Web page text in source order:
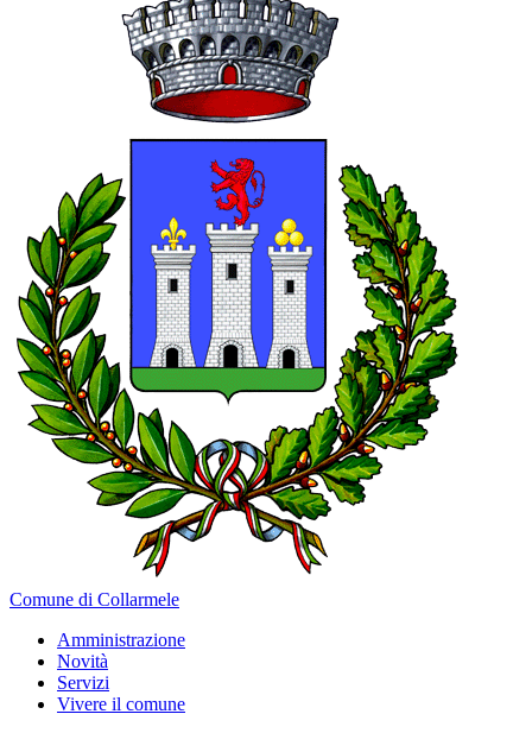
Comune di Collarmele
Amministrazione
Novità
Servizi
Vivere il comune